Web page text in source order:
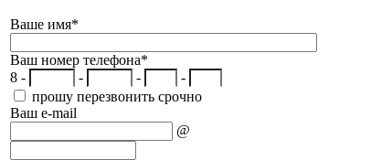
Ваше имя*
Ваш номер телефона*
8 -
- -
-
прошу перезвонить срочно
Ваш e-mail
@